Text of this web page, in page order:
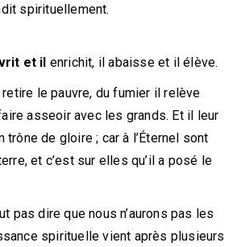
spirituellement.
et il enrichit, il abaisse et il élève.
le pauvre, du fumier il relève
asseoir avec les grands. Et il leur
trône de gloire ; car à l’Éternel sont
et c’est sur elles qu’il a posé le
pas dire que nous n’aurons pas les
spirituelle vient après plusieurs